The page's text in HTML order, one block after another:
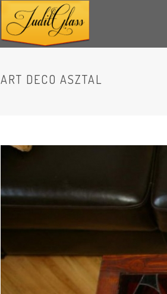
ART DECO ASZTAL